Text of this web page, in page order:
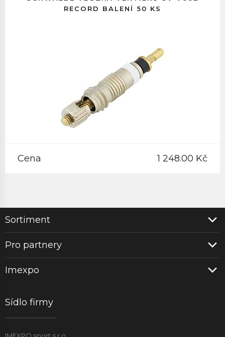
RECORD BALENÍ 50 KS
Cena 1 248.00 Kč
Sortiment
Pro partnery
Imexpo
Sídlo firmy